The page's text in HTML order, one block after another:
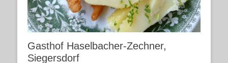
Gasthof Haselbacher-Zechner,
Siegersdorf